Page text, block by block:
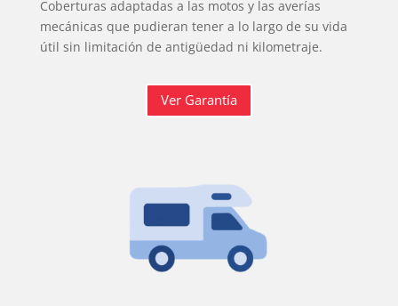
Coberturas adaptadas a las motos y las averías
mecánicas que pudieran tener a lo largo de su vida
útil sin limitación de antigüedad ni kilometraje.
Ver Garantía